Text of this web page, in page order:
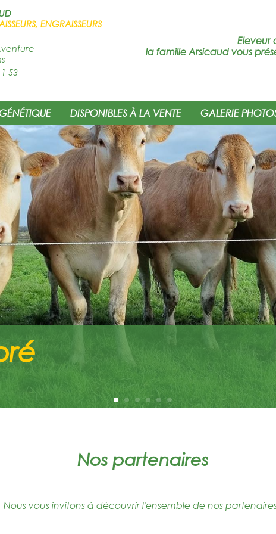
Eleveur
la famille Arsicaud vous
ENGRAISSEURS
53
DISPONIBLES À LA VENTE GALERIE
Nos partenaires
Nous vous invitons à découvrir l'ensemble de nos